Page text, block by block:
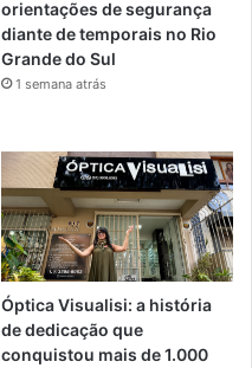
orientações de segurança
diante de temporais no Rio
Grande do Sul
1 semana atrás
Óptica Visualisi: a história
de dedicação que
conquistou mais de 1.000